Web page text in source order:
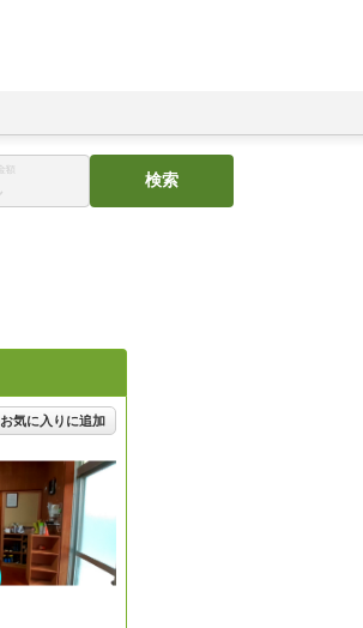
額
検索
気に入りに追加